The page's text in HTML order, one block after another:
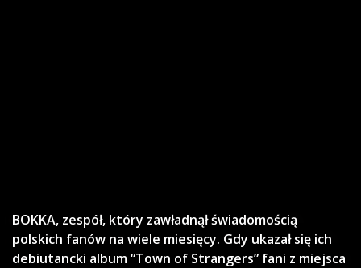
BOKKA, zespół, który zawładnął świadomością
polskich fanów na wiele miesięcy. Gdy ukazał się ich
debiutancki album “Town of Strangers” fani z miejsca